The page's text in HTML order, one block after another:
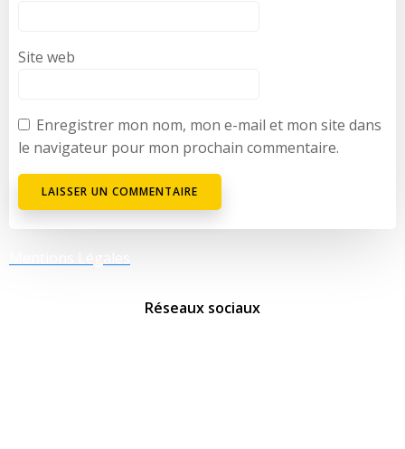
Site web
Enregistrer mon nom, mon e-mail et mon site dans
le navigateur pour mon prochain commentaire.
Réseaux sociaux